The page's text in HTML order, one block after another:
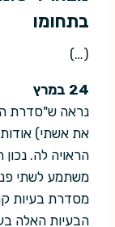
בתחומו
(…)
24 במרץ
נראה ש"סדרת
את אשתי)
הראויה לה.
משתמע לשתי
מסדרת בעיות
הבעיות האלה